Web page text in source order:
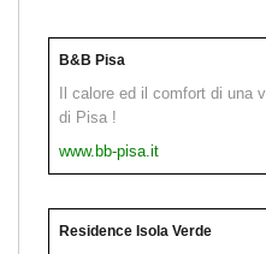
B&B Pisa
Il calore ed il comfort di una
di Pisa !
www.bb-pisa.it
Residence Isola Verde